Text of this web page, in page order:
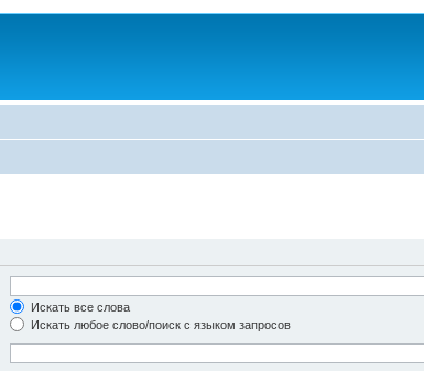
Искать все слова
Искать любое слово/поиск с языком запросов